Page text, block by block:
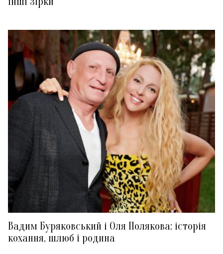
Вадим Буряковський і Оля Полякова: історія
кохання, шлюб і родина